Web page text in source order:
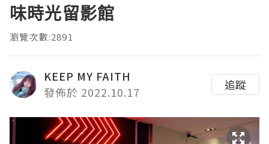
味時光留影館
瀏覽次數:2891
KEEP MY FAITH
發佈於 2022.10.17
追蹤